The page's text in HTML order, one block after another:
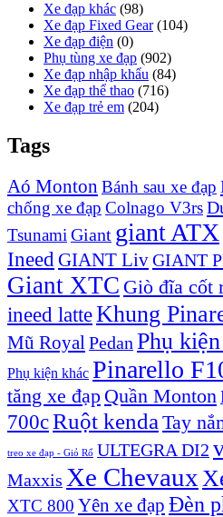
Xe đạp khác (98)
Xe đạp Fixed Gear (104)
Xe đạp điện (0)
Phụ tùng xe đạp (902)
Xe đạp nhập khẩu (84)
Xe đạp thể thao (716)
Xe đạp trẻ em (204)
Tags
Aó Monton Bánh sau xe đạp
chống xe đạp Colnago V3rs
Tsunami Giant giant ATX
Ineed GIANT LivGIANT
Giant XTC Giò đĩa cốt
ineed latteKhung
Mũ Royal Pedan Phụ
Phụ kiện khác Pinarello
tăng xe đạp Quần Monton
700cRuột kendaTay
treo xe đạp - Giỏ Rổ ULTEGRA DI2
Maxxis Xe Chevaux
XTC 800 Yên xe đạp Đèn